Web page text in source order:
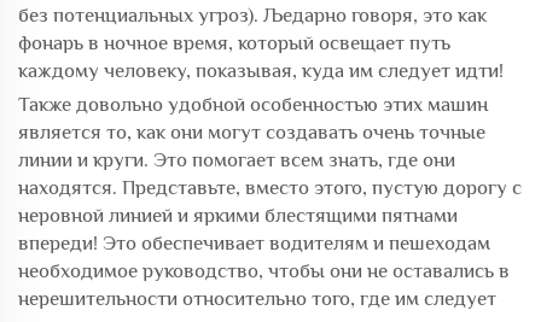
без потенциальных угроз). Љедарно говоря, это как
фонарь в ночное время, который освещает путь
каждому человеку, показывая, куда им следует идти!
Также довольно удобной особенностью этих машин
является то, как они могут создавать очень точные
линии и круги. Это помогает всем знать, где они
находятся. Представьте, вместо этого, пустую дорогу с
неровной линией и яркими блестящими пятнами
впереди! Это обеспечивает водителям и пешеходам
необходимое руководство, чтобы они не оставались в
нерешительности относительно того, где им следует